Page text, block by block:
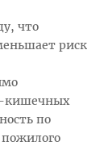
что
риск
кишечных
по